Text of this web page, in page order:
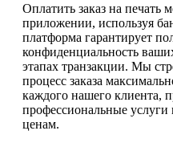
Оплатить заказ на печать
приложении, используя
платформа гарантирует
конфиденциальность
этапах транзакции. Мы
процесс заказа
каждого нашего клиента,
профессиональные
ценам.